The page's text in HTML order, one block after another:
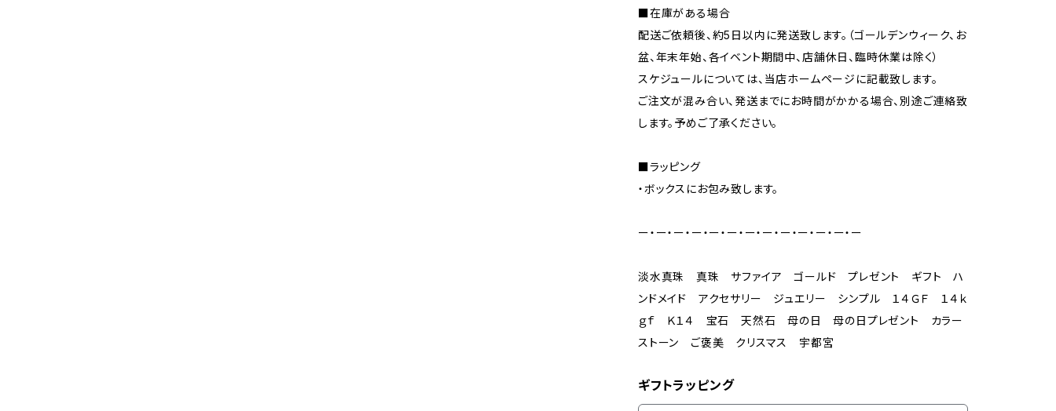
■在庫がある場合
配送ご依頼後、約5日以内に発送致します。（ゴールデンウィーク、お
盆、年末年始、各イベント期間中、店舗休日、臨時休業は除く）
スケジュールについては、当店ホームページに記載致します。
ご注文が混み合い、発送までにお時間がかかる場合、別途ご連絡致
します。予めご了承ください。
■ラッピング
・ボックスにお包み致します。
ー・ー・ー・ー・ー・ー・ー・ー・ー・ー・ー・ー・ー
淡水真珠 真珠 サファイア ゴールド プレゼント ギフト ハ
ンドメイド アクセサリー ジュエリー シンプル １４ＧＦ １４ｋ
ｇｆ Ｋ１４ 宝石 天然石 母の日 母の日プレゼント カラー
ストーン ご褒美 クリスマス 宇都宮
ギフトラッピング